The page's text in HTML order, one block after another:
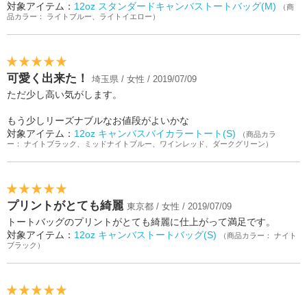
対象アイテム： 12oz スタンダードキャンバストートバッグ(M)
（商
品カラー： ライトブルー、ライトイエロー）
可愛く出来た！ 埼玉県 / 女性 / 2019/07/09
ただ少し高い気がします。
もう少しリーズナブルなお値段がよいかな
対象アイテム： 12oz キャンバスバイカラートート(S)
（商品カラ
ー： ナイトブラック、ミッドナイトブルー、ワインレッド、ダークグリーン）
プリントがとても綺麗 東京都 / 女性 / 2019/07/09
トートバッグのプリントがとても綺麗に仕上がって満足です。
対象アイテム： 12oz キャンバストートバッグ(S)
（商品カラー： ナイト
ブラック）